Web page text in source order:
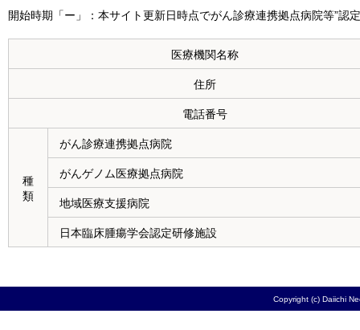
開始時期「ー」：本サイト更新日時点でがん診療連携拠点病院等”認
医療機関名称
住所
電話番号
種
類
がん診療連携拠点病院
がんゲノム医療拠点病院
地域医療支援病院
日本臨床腫瘍学会認定研修施設
Copyright (c) Daiichi